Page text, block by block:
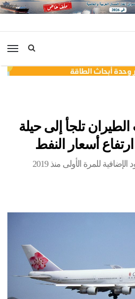
تلجأ إلى حيلة
أسعار النفط
للمرة الأولى منذ 2019